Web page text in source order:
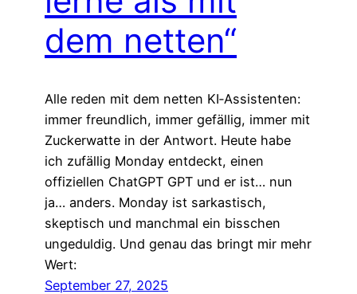
dem netten“
Alle reden mit dem netten KI‑Assistenten:
immer freundlich, immer gefällig, immer mit
Zuckerwatte in der Antwort. Heute habe
ich zufällig Monday entdeckt, einen
offiziellen ChatGPT GPT und er ist… nun
ja… anders. Monday ist sarkastisch,
skeptisch und manchmal ein bisschen
ungeduldig. Und genau das bringt mir mehr
Wert:
September 27, 2025